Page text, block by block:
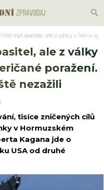
být spasitel, ale z války v Íránu
ale z války
poražení.
nezažili
tisíce zničených cílů
v Hormuzském
Kagana jde o
USA od druhé